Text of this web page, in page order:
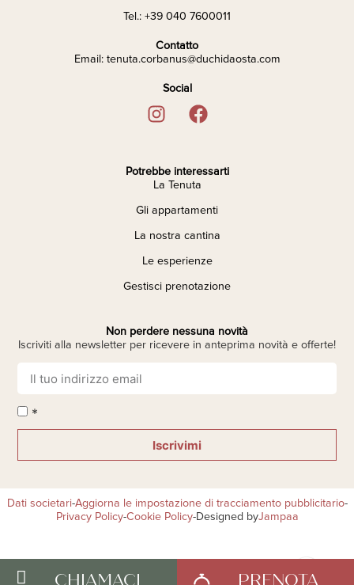
Tel.: +39 040 7600011
Contatto
Email: tenuta.corbanus@duchidaosta.com
Social
Potrebbe interessarti
La Tenuta
Gli appartamenti
La nostra cantina
Le esperienze
Gestisci prenotazione
Non perdere nessuna novità
Iscriviti alla newsletter per ricevere in anteprima novità e offerte!
*
Iscrivimi
Dati societari-Aggiorna le impostazione di tracciamento pubblicitario-
Privacy Policy-Cookie Policy-Designed byJampaa
CHIAMACI PRENOTA